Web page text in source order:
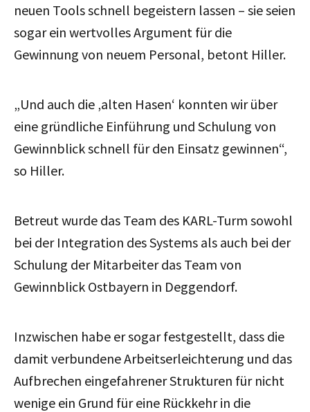
neuen Tools schnell begeistern lassen – sie seien
sogar ein wertvolles Argument für die
Gewinnung von neuem Personal, betont Hiller.
„Und auch die ‚alten Hasen‘ konnten wir über
eine gründliche Einführung und Schulung von
Gewinnblick schnell für den Einsatz gewinnen“,
so Hiller.
Betreut wurde das Team des KARL-Turm sowohl
bei der Integration des Systems als auch bei der
Schulung der Mitarbeiter das Team von
Gewinnblick Ostbayern in Deggendorf.
Inzwischen habe er sogar festgestellt, dass die
damit verbundene Arbeitserleichterung und das
Aufbrechen eingefahrener Strukturen für nicht
wenige ein Grund für eine Rückkehr in die